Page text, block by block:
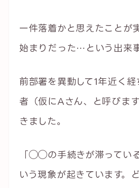
一件落着かと思えたことが
始まりだった…という出来事
前部署を異動して1年近く
者（仮にAさん、と呼びま
きました。
「◯◯の手続きが滞ってい
いう現象が起きています。